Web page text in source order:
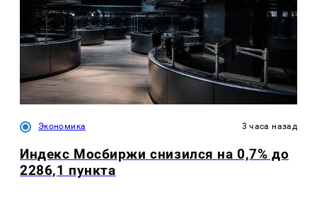
Экономика 3 часа назад
Индекс Мосбиржи снизился на 0,7% до
2286,1 пункта